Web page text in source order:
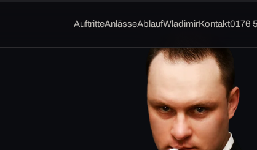
AuftritteAnlässeAblaufWladimirKontakt0176